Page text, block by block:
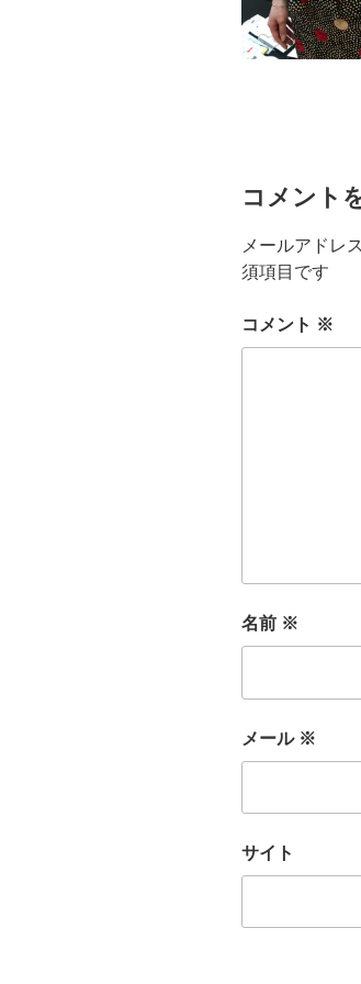
コメント
メールアドレ
須項目です
コメント ※
名前 ※
メール ※
サイト